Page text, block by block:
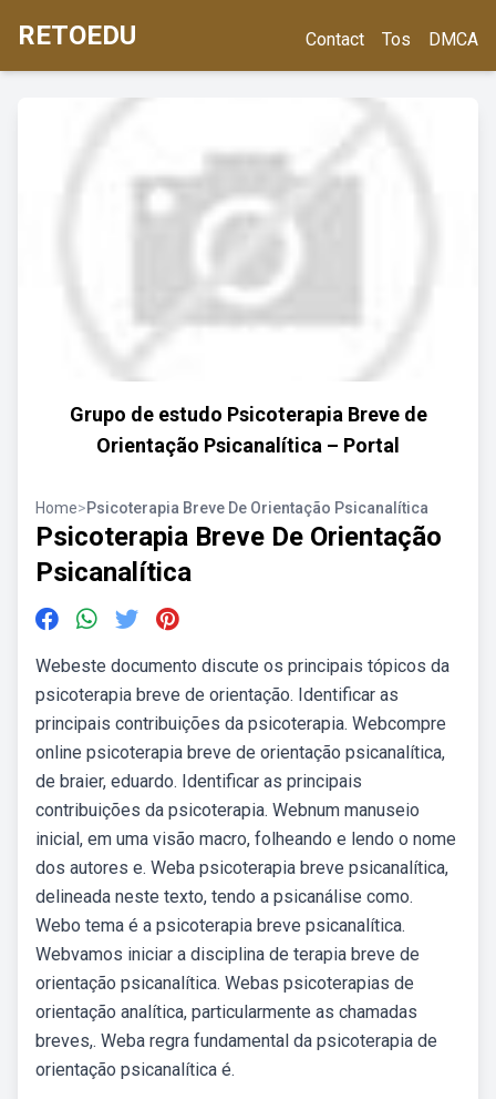
RETOEDU Contact Tos DMCA
Grupo de estudo Psicoterapia Breve de
Orientação Psicanalítica – Portal
Home>Psicoterapia Breve De Orientação Psicanalítica
Psicoterapia Breve De Orientação
Psicanalítica
Webeste documento discute os principais tópicos da
psicoterapia breve de orientação. Identificar as
principais contribuições da psicoterapia. Webcompre
online psicoterapia breve de orientação psicanalítica,
de braier, eduardo. Identificar as principais
contribuições da psicoterapia. Webnum manuseio
inicial, em uma visão macro, folheando e lendo o nome
dos autores e. Weba psicoterapia breve psicanalítica,
delineada neste texto, tendo a psicanálise como.
Webo tema é a psicoterapia breve psicanalítica.
Webvamos iniciar a disciplina de terapia breve de
orientação psicanalítica. Webas psicoterapias de
orientação analítica, particularmente as chamadas
breves,. Weba regra fundamental da psicoterapia de
orientação psicanalítica é.